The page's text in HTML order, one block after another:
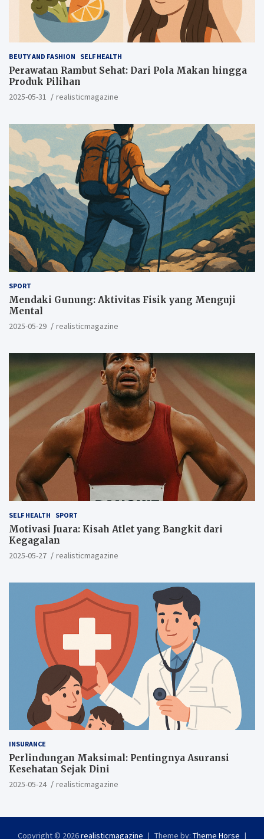
BEUTY AND FASHION SELF HEALTH
Perawatan Rambut Sehat: Dari Pola Makan hingga
Produk Pilihan
2025-05-31 realisticmagazine
SPORT
Mendaki Gunung: Aktivitas Fisik yang Menguji
Mental
2025-05-29 realisticmagazine
SELF HEALTH SPORT
Motivasi Juara: Kisah Atlet yang Bangkit dari
Kegagalan
2025-05-27 realisticmagazine
INSURANCE
Perlindungan Maksimal: Pentingnya Asuransi
Kesehatan Sejak Dini
2025-05-24 realisticmagazine
Copyright © 2026realisticmagazine Theme by: Theme Horse